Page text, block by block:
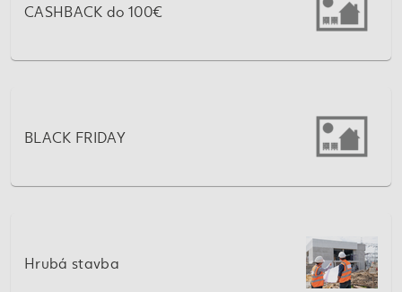
CASHBACK do 100€
BLACK FRIDAY
Hrubá stavba